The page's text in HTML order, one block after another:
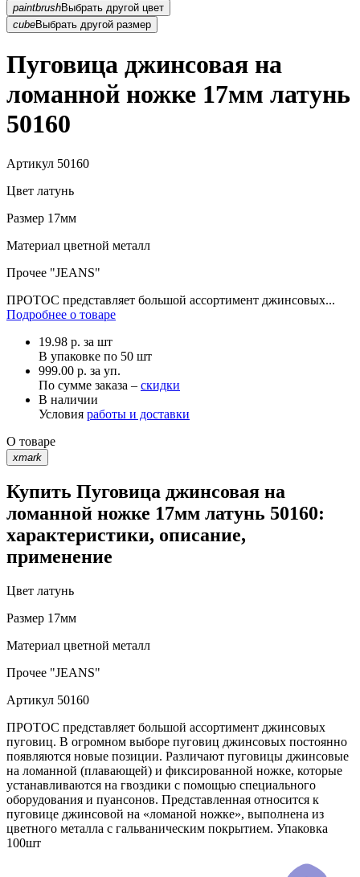
paintbrush
Выбрать другой цвет
cubeВыбрать другой размер
Пуговица джинсовая на
ломанной ножке 17мм латунь
50160
Артикул 50160
Цвет латунь
Размер 17мм
Материал цветной металл
Прочее "JEANS"
ПРОТОС представляет большой ассортимент джинсовых...
Подробнее о товаре
19.98 р. за шт
В упаковке по 50 шт
999.00 р. за уп.
По сумме заказа – скидки
В наличии
Условия работы и доставки
О товаре
xmark
Купить Пуговица джинсовая на
ломанной ножке 17мм латунь 50160:
характеристики, описание,
применение
Цвет латунь
Размер 17мм
Материал цветной металл
Прочее "JEANS"
Артикул 50160
ПРОТОС представляет большой ассортимент джинсовых
пуговиц. В огромном выборе пуговиц джинсовых постоянно
появляются новые позиции. Различают пуговицы джинсовые
на ломанной (плавающей) и фиксированной ножке, которые
устанавливаются на гвоздики с помощью специального
оборудования и пуансонов. Представленная относится к
пуговице джинсовой на «ломаной ножке», выполнена из
цветного металла с гальваническим покрытием. Упаковка
100шт